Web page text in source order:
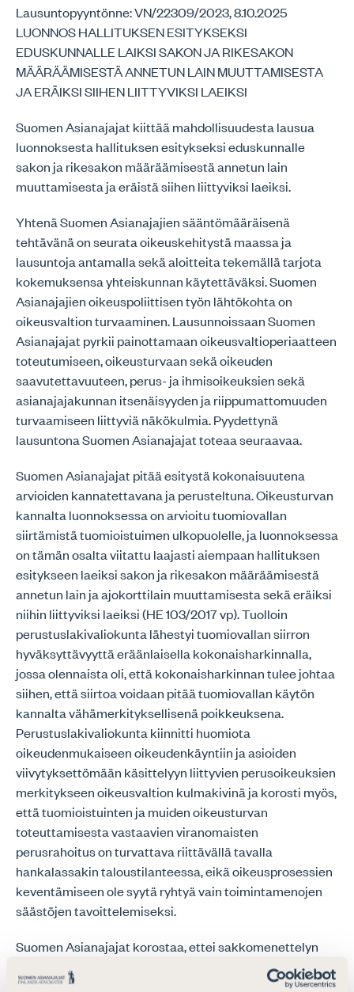
Lausuntopyyntönne: VN/22309/2023, 8.10.2025
LUONNOS HALLITUKSEN ESITYKSEKSI
EDUSKUNNALLE LAIKSI SAKON JA RIKESAKON
MÄÄRÄÄMISESTÄ ANNETUN LAIN MUUTTAMISESTA
JA ERÄIKSI SIIHEN LIITTYVIKSI LAEIKSI
Suomen Asianajajat kiittää mahdollisuudesta lausua
luonnoksesta hallituksen esitykseksi eduskunnalle
sakon ja rikesakon määräämisestä annetun lain
muuttamisesta ja eräistä siihen liittyviksi laeiksi.
Yhtenä Suomen Asianajajien sääntömääräisenä
tehtävänä on seurata oikeuskehitystä maassa ja
lausuntoja antamalla sekä aloitteita tekemällä tarjota
kokemuksensa yhteiskunnan käytettäväksi. Suomen
Asianajajien oikeuspoliittisen työn lähtökohta on
oikeusvaltion turvaaminen. Lausunnoissaan Suomen
Asianajajat pyrkii painottamaan oikeusvaltioperiaatteen
toteutumiseen, oikeusturvaan sekä oikeuden
saavutettavuuteen, perus- ja ihmisoikeuksien sekä
asianajajakunnan itsenäisyyden ja riippumattomuuden
turvaamiseen liittyviä näkökulmia. Pyydettynä
lausuntona Suomen Asianajajat toteaa seuraavaa.
Suomen Asianajajat pitää esitystä kokonaisuutena
arvioiden kannatettavana ja perusteltuna. Oikeusturvan
kannalta luonnoksessa on arvioitu tuomiovallan
siirtämistä tuomioistuimen ulkopuolelle, ja luonnoksessa
on tämän osalta viitattu laajasti aiempaan hallituksen
esitykseen laeiksi sakon ja rikesakon määräämisestä
annetun lain ja ajokorttilain muuttamisesta sekä eräiksi
niihin liittyviksi laeiksi (HE 103/2017 vp). Tuolloin
perustuslakivaliokunta lähestyi tuomiovallan siirron
hyväksyttävyyttä eräänlaisella kokonaisharkinnalla,
jossa olennaista oli, että kokonaisharkinnan tulee johtaa
siihen, että siirtoa voidaan pitää tuomiovallan käytön
kannalta vähämerkityksellisenä poikkeuksena.
Perustuslakivaliokunta kiinnitti huomiota
oikeudenmukaiseen oikeudenkäyntiin ja asioiden
viivytyksettömään käsittelyyn liittyvien perusoikeuksien
merkitykseen oikeusvaltion kulmakivinä ja korosti myös,
että tuomioistuinten ja muiden oikeusturvan
toteuttamisesta vastaavien viranomaisten
perusrahoitus on turvattava riittävällä tavalla
hankalassakin taloustilanteessa, eikä oikeusprosessien
keventämiseen ole syytä ryhtyä vain toimintamenojen
säästöjen tavoittelemiseksi.
Suomen Asianajajat korostaa, ettei sakkomenettelyn
käytäntö saa johtaa siihen, että rikosoikeudellista
vastuuta siirretään hallintomenettelyyn tavalla, joka